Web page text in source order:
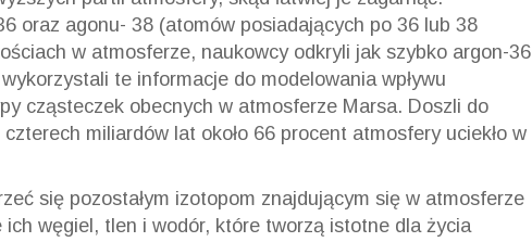
oraz agonu- 38 (atomów posiadających po 36 lub 38
w atmosferze, naukowcy odkryli jak szybko argon-36
te informacje do modelowania wpływu
cząsteczek obecnych w atmosferze Marsa. Doszli do
miliardów lat około 66 procent atmosfery uciekło w
się pozostałym izotopom znajdującym się w atmosferze
węgiel, tlen i wodór, które tworzą istotne dla życia